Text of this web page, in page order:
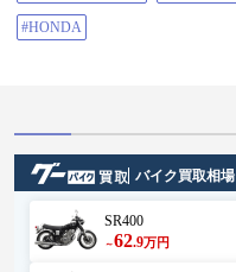
#HONDA
バイク買取相場
SR400
～62.9万円